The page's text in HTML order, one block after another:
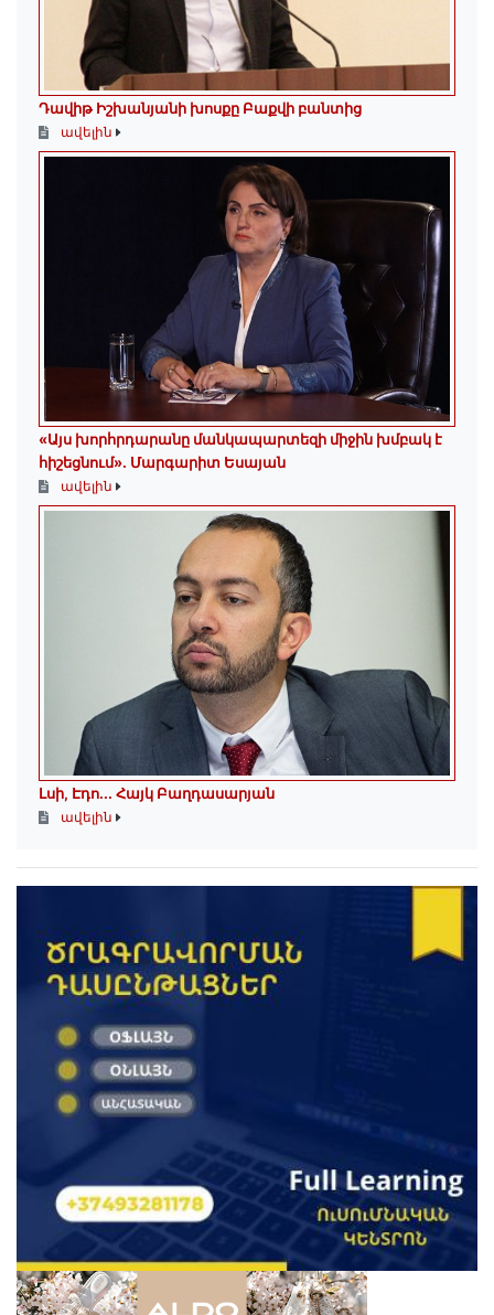
Դավիթ Իշխանյանի խոսքը Բաքվի բանտից
ավելին
«Այս խորհրդարանը մանկապարտեզի միջին խմբակ է
հիշեցնում»․ Մարգարիտ Եսայան
ավելին
Լսի, Էդո․․․ Հայկ Բաղդասարյան
ավելին